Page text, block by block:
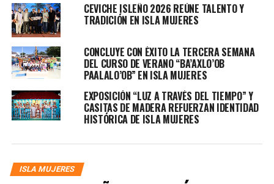
CEVICHE ISLEÑO 2026 REÚNE TALENTO Y
TRADICIÓN EN ISLA MUJERES
CONCLUYE CON ÉXITO LA TERCERA SEMANA
DEL CURSO DE VERANO “BA’AXLO’OB
PAALALO’OB” EN ISLA MUJERES
EXPOSICIÓN “LUZ A TRAVÉS DEL TIEMPO” Y
CASITAS DE MADERA REFUERZAN IDENTIDAD
HISTÓRICA DE ISLA MUJERES
ISLA MUJERES